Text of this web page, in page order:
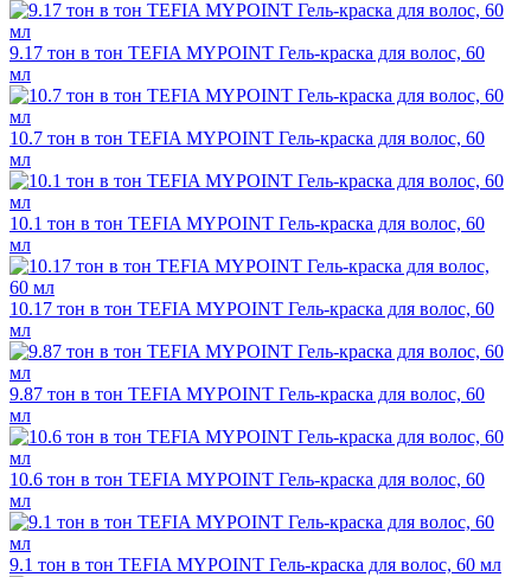
9.17 тон в тон TEFIA MYPOINT Гель-краска для волос, 60
мл
10.7 тон в тон TEFIA MYPOINT Гель-краска для волос, 60
мл
10.1 тон в тон TEFIA MYPOINT Гель-краска для волос, 60
мл
10.17 тон в тон TEFIA MYPOINT Гель-краска для волос, 60
мл
9.87 тон в тон TEFIA MYPOINT Гель-краска для волос, 60
мл
10.6 тон в тон TEFIA MYPOINT Гель-краска для волос, 60
мл
9.1 тон в тон TEFIA MYPOINT Гель-краска для волос, 60 мл